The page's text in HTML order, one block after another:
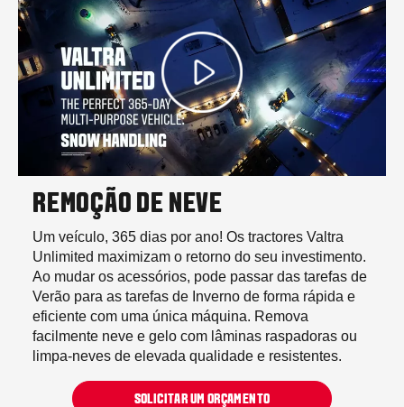
REMOÇÃO DE NEVE
Um veículo, 365 dias por ano! Os tractores Valtra
Unlimited maximizam o retorno do seu investimento.
Ao mudar os acessórios, pode passar das tarefas de
Verão para as tarefas de Inverno de forma rápida e
eficiente com uma única máquina. Remova
facilmente neve e gelo com lâminas raspadoras ou
limpa-neves de elevada qualidade e resistentes.
SOLICITAR UM ORÇAMENTO